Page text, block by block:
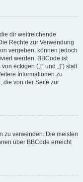
dir weitreichende
Rechte zur Verwendung
vergeben, können jedoch
werden. BBCode ist
eckigen („[“ und „]“) statt
Informationen zu
die von der Seite zur
zu verwenden. Die meisten
über BBCode erreicht